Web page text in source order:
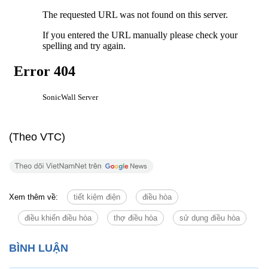
(Theo VTC)
Xem thêm về: tiết kiệm điện điều hòa
điều khiển điều hòa thợ điều hòa sử dụng điều hòa